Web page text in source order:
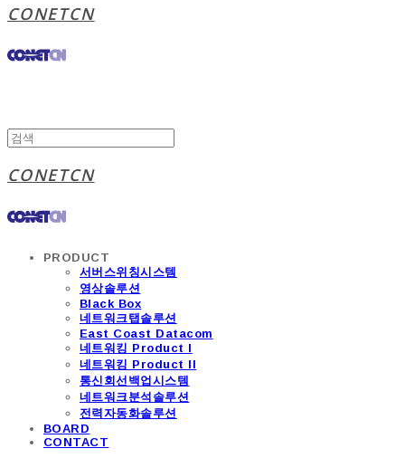
CONETCN
CONETCN
PRODUCT
서버스위칭시스템
영상솔루션
Black Box
네트워크탭솔루션
East Coast Datacom
네트워킹 Product I
네트워킹 Product II
통신회선백업시스템
네트워크분석솔루션
전력자동화솔루션
BOARD
CONTACT